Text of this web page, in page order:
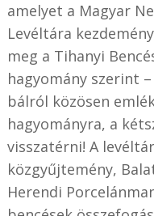
amelyet a Magyar
Levéltára
meg a Tihanyi
hagyomány szerint
bálról közösen
hagyományra, a
visszatérni! A
közgyűjtemény,
Herendi